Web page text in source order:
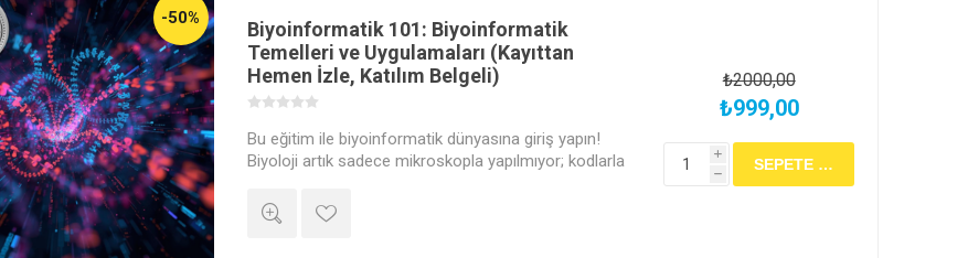
-50%
Biyoinformatik 101: Biyoinformatik
Temelleri ve Uygulamaları (Kayıttan
Hemen İzle, Katılım Belgeli)
Bu eğitim ile biyoinformatik dünyasına giriş yapın!
Biyoloji artık sadece mikroskopla yapılmıyor; kodlarla
büyüyen alanı Biyoinformatiğe ilk adımınızı atın. Verinin
nasıl bilgiye, bilginin ise tedaviye dönüştüğünü Haluk
₺2000,00
₺999,00
i
h